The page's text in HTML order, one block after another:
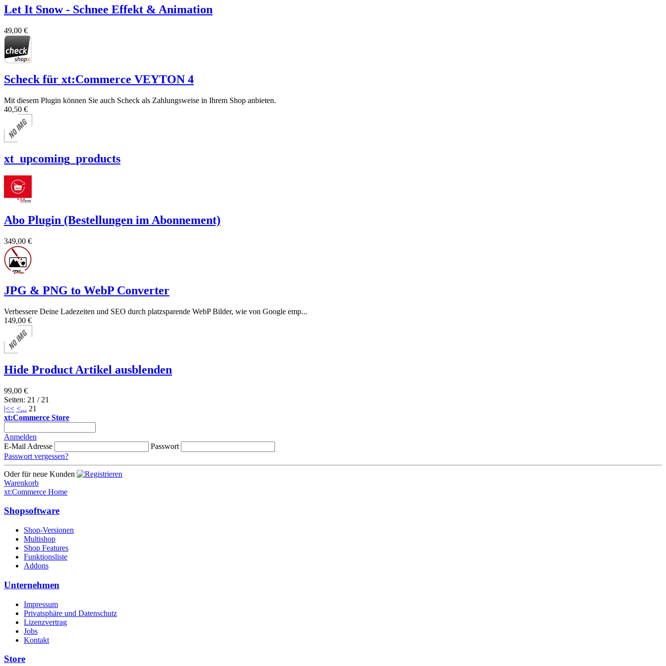
Let It Snow - Schnee Effekt & Animation
49,00 €
Scheck für xt:Commerce VEYTON 4
Mit diesem Plugin können Sie auch Scheck als Zahlungsweise in Ihrem Shop anbieten.
40,50 €
xt_upcoming_products
Abo Plugin (Bestellungen im Abonnement)
349,00 €
JPG & PNG to WebP Converter
Verbessere Deine Ladezeiten und SEO durch platzsparende WebP Bilder, wie von Google emp...
149,00 €
Hide Product Artikel ausblenden
99,00 €
Seiten: 21 / 21
|<< <... 21
xt:Commerce Store
Anmelden
E-Mail Adresse
Passwort
Passwort vergessen?
Oder für neue Kunden
Warenkorb
xt:Commerce Home
Shopsoftware
Shop-Versionen
Multishop
Shop Features
Funktionsliste
Addons
Unternehmen
Impressum
Privatsphäre und Datenschutz
Lizenzvertrag
Jobs
Kontakt
Store